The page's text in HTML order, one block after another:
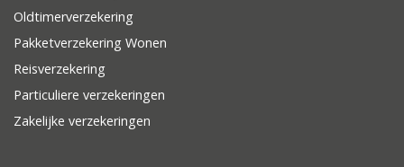
Oldtimerverzekering
Pakketverzekering Wonen
Reisverzekering
Particuliere verzekeringen
Zakelijke verzekeringen